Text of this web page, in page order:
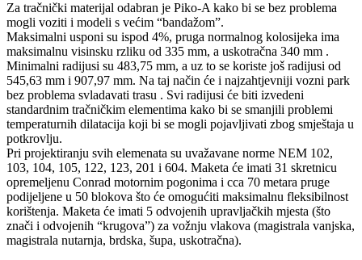
Za tračnički materijal odabran je Piko-A kako bi se bez problema
mogli voziti i modeli s većim “bandažom”.
Maksimalni usponi su ispod 4%, pruga normalnog kolosijeka ima
maksimalnu visinsku rzliku od 335 mm, a uskotračna 340 mm .
Minimalni radijusi su 483,75 mm, a uz to se koriste još radijusi od
545,63 mm i 907,97 mm. Na taj način će i najzahtjevniji vozni park
bez problema svladavati trasu . Svi radijusi će biti izvedeni
standardnim tračničkim elementima kako bi se smanjili problemi
temperaturnih dilatacija koji bi se mogli pojavljivati zbog smještaja u
potkrovlju.
Pri projektiranju svih elemenata su uvažavane norme NEM 102,
103, 104, 105, 122, 123, 201 i 604. Maketa će imati 31 skretnicu
opremeljenu Conrad motornim pogonima i cca 70 metara pruge
podijeljene u 50 blokova što će omogućiti maksimalnu fleksibilnost
korištenja. Maketa će imati 5 odvojenih upravljačkih mjesta (što
znači i odvojenih “krugova”) za vožnju vlakova (magistrala vanjska,
magistrala nutarnja, brdska, šupa, uskotračna).